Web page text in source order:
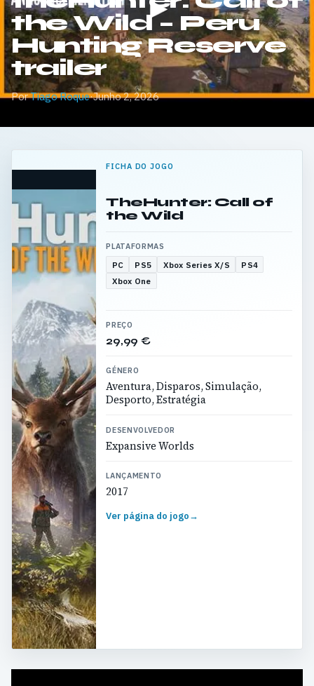
the Wild – Peru
Hunting Reserve
trailer
PorTiago Roque·Junho 2, 2026
FICHA DO JOGO
TheHunter: Call of
the Wild
PLATAFORMAS
PC PS5 Xbox Series X/S
PS4
Xbox One
PREÇO
29,99 €
GÉNERO
Aventura, Disparos, Simulação,
Desporto, Estratégia
DESENVOLVEDOR
Expansive Worlds
LANÇAMENTO
2017
Ver página do jogo→